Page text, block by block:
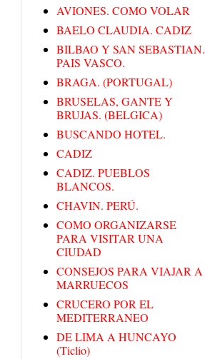
AVIONES. COMO VOLAR
BAELO CLAUDIA. CADIZ
BILBAO Y SAN SEBASTIAN.
PAIS VASCO.
BRAGA. (PORTUGAL)
BRUSELAS, GANTE Y
BRUJAS. (BELGICA)
BUSCANDO HOTEL.
CADIZ
CADIZ. PUEBLOS
BLANCOS.
CHAVIN. PERÚ.
COMO ORGANIZARSE
PARA VISITAR UNA
CIUDAD
CONSEJOS PARA VIAJAR A
MARRUECOS
CRUCERO POR EL
MEDITERRANEO
DE LIMA A HUNCAYO
(Ticlio)